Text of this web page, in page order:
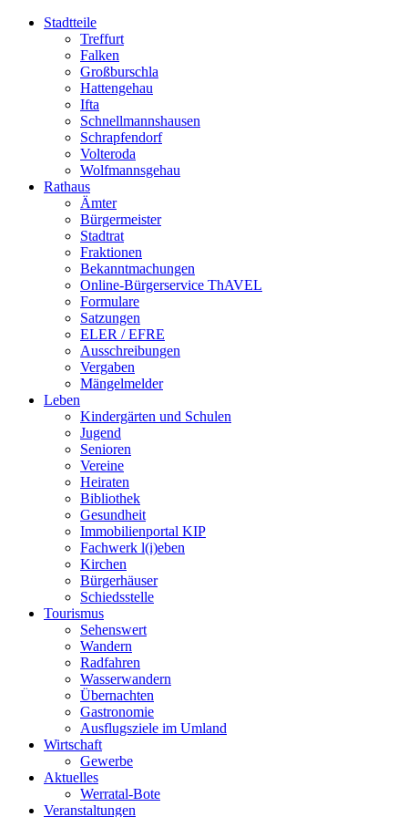
Stadtteile
Treffurt
Falken
Großburschla
Hattengehau
Ifta
Schnellmannshausen
Schrapfendorf
Volteroda
Wolfmannsgehau
Rathaus
Ämter
Bürgermeister
Stadtrat
Fraktionen
Bekanntmachungen
Online-Bürgerservice ThAVEL
Formulare
Satzungen
ELER / EFRE
Ausschreibungen
Vergaben
Mängelmelder
Leben
Kindergärten und Schulen
Jugend
Senioren
Vereine
Heiraten
Bibliothek
Gesundheit
Immobilienportal KIP
Fachwerk l(i)eben
Kirchen
Bürgerhäuser
Schiedsstelle
Tourismus
Sehenswert
Wandern
Radfahren
Wasserwandern
Übernachten
Gastronomie
Ausflugsziele im Umland
Wirtschaft
Gewerbe
Aktuelles
Werratal-Bote
Veranstaltungen